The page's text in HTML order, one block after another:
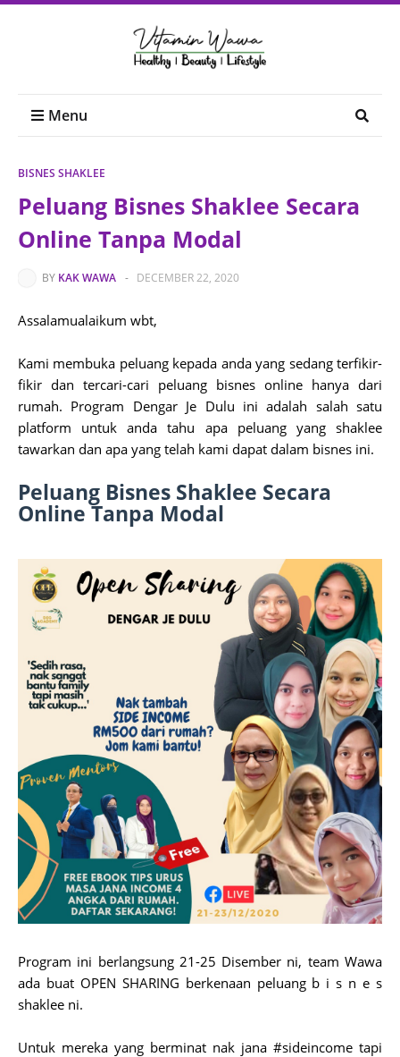
Menu
BISNES SHAKLEE
Peluang Bisnes Shaklee Secara
Online Tanpa Modal
BY KAK WAWA - DECEMBER 22, 2020
Assalamualaikum wbt,
Kami membuka peluang kepada anda yang sedang terfikir-
fikir dan tercari-cari peluang bisnes online hanya dari
rumah. Program Dengar Je Dulu ini adalah salah satu
platform untuk anda tahu apa peluang yang shaklee
tawarkan dan apa yang telah kami dapat dalam bisnes ini.
Peluang Bisnes Shaklee Secara
Online Tanpa Modal
Program ini berlangsung 21-25 Disember ni, team Wawa
ada buat OPEN SHARING berkenaan peluang b i s n e s
shaklee ni.
Untuk mereka yang berminat nak jana #sideincome tapi